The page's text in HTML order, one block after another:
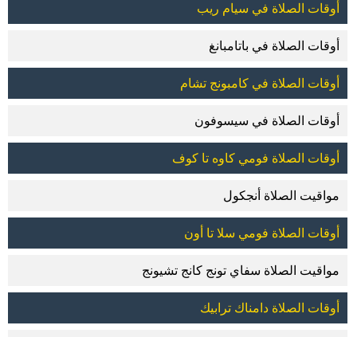
أوقات الصلاة في سيام ريب
أوقات الصلاة في باتامبانغ
أوقات الصلاة في كامبونج تشام
أوقات الصلاة في سيسوفون
أوقات الصلاة فومي كاوه تا كوف
مواقيت الصلاة أنجكول
أوقات الصلاة فومي سلا تا أون
مواقيت الصلاة سفاي تونج كانج تشيونج
أوقات الصلاة دامناك ترابيك